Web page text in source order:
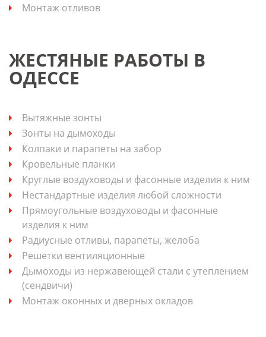
Монтаж отливов
ЖЕСТЯНЫЕ РАБОТЫ В
ОДЕССЕ
Вытяжные зонты
Зонты на дымоходы
Колпаки и парапеты на забор
Кровельные планки
Круглые воздуховоды и фасонные изделия к ним
Нестандартные изделия любой сложности
Прямоугольные воздуховоды и фасонные
изделия к ним
Радиусные отливы, парапеты, желоба
Решетки вентиляционные
Дымоходы из нержавеющей стали с утеплением
(сендвичи)
Монтаж оконных и дверных окладов